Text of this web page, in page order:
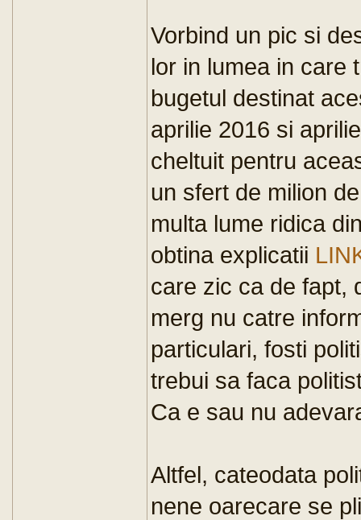
Vorbind un pic si
lor in lumea in care
bugetul destinat
aprilie 2016 si
cheltuit pentru
un sfert de milion
multa lume ridica
obtina explicatii
care zic ca de fapt,
merg nu catre
particulari, fosti
trebui sa faca
Ca e sau nu
Altfel, cateodata
nene oarecare se